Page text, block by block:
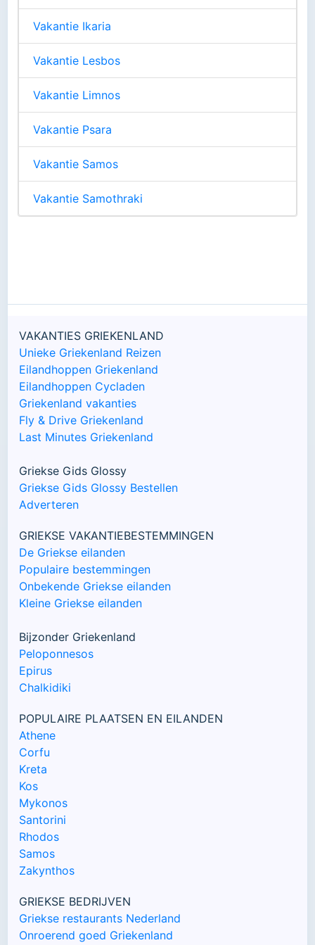
Vakantie Ikaria
Vakantie Lesbos
Vakantie Limnos
Vakantie Psara
Vakantie Samos
Vakantie Samothraki
VAKANTIES GRIEKENLAND
Unieke Griekenland Reizen
Eilandhoppen Griekenland
Eilandhoppen Cycladen
Griekenland vakanties
Fly & Drive Griekenland
Last Minutes Griekenland
Griekse Gids Glossy
Griekse Gids Glossy Bestellen
Adverteren
GRIEKSE VAKANTIEBESTEMMINGEN
De Griekse eilanden
Populaire bestemmingen
Onbekende Griekse eilanden
Kleine Griekse eilanden
Bijzonder Griekenland
Peloponnesos
Epirus
Chalkidiki
POPULAIRE PLAATSEN EN EILANDEN
Athene
Corfu
Kreta
Kos
Mykonos
Santorini
Rhodos
Samos
Zakynthos
GRIEKSE BEDRIJVEN
Griekse restaurants Nederland
Onroerend goed Griekenland